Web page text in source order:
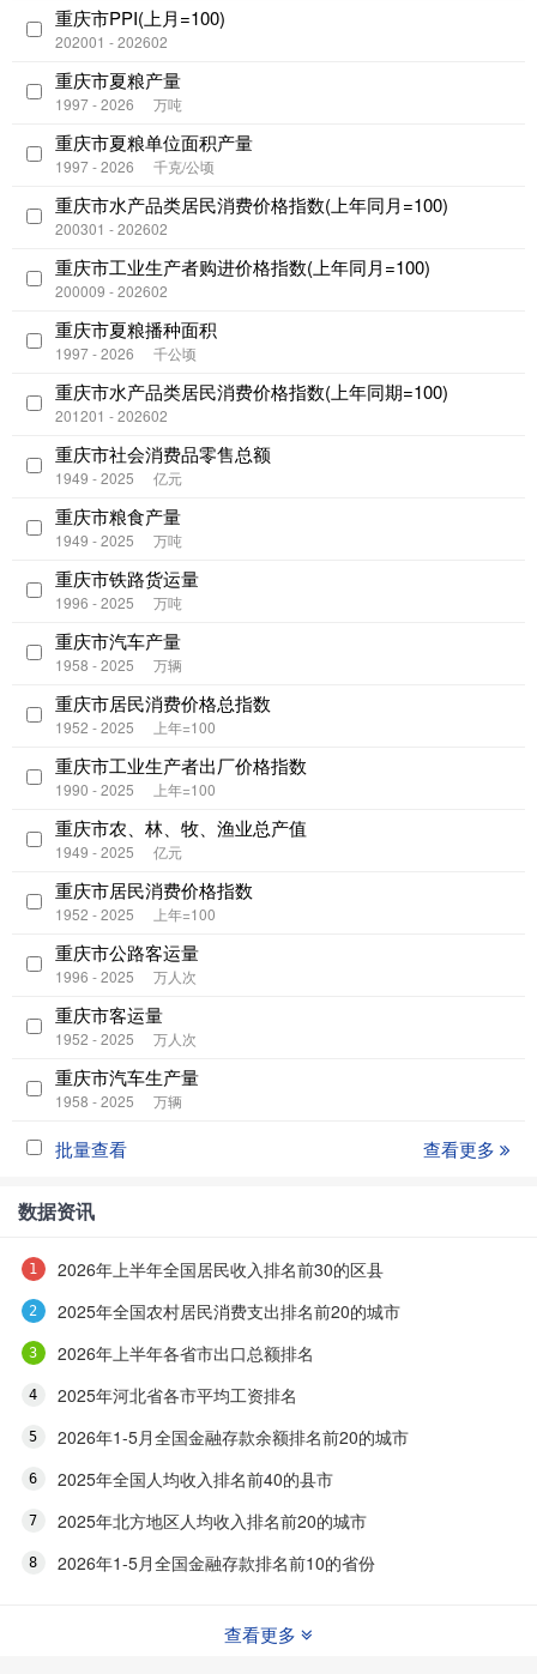
重庆市PPI(上月=100)
202001 - 202602
重庆市夏粮产量
1997 - 2026 万吨
重庆市夏粮单位面积产量
1997 - 2026 千克/公顷
重庆市水产品类居民消费价格指数(上年同月=100)
200301 - 202602
重庆市工业生产者购进价格指数(上年同月=100)
200009 - 202602
重庆市夏粮播种面积
1997 - 2026 千公顷
重庆市水产品类居民消费价格指数(上年同期=100)
201201 - 202602
重庆市社会消费品零售总额
1949 - 2025 亿元
重庆市粮食产量
1949 - 2025 万吨
重庆市铁路货运量
1996 - 2025 万吨
重庆市汽车产量
1958 - 2025 万辆
重庆市居民消费价格总指数
1952 - 2025 上年=100
重庆市工业生产者出厂价格指数
1990 - 2025 上年=100
重庆市农、林、牧、渔业总产值
1949 - 2025 亿元
重庆市居民消费价格指数
1952 - 2025 上年=100
重庆市公路客运量
1996 - 2025 万人次
重庆市客运量
1952 - 2025 万人次
重庆市汽车生产量
1958 - 2025 万辆
批量查看 查看更多
数据资讯
2026年上半年全国居民收入排名前30的区县
2025年全国农村居民消费支出排名前20的城市
2026年上半年各省市出口总额排名
2025年河北省各市平均工资排名
2026年1-5月全国金融存款余额排名前20的城市
2025年全国人均收入排名前40的县市
2025年北方地区人均收入排名前20的城市
2026年1-5月全国金融存款排名前10的省份
查看更多